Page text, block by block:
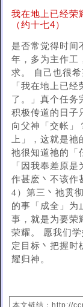
我在地上已经荣
（约十七4）
是否常觉得时间
年，多为主作工
求。 自己也很
「我在地上已
了。」真个任务
积极传道的日子
向父神「交帐」
上」，这就是
祂很知道祂的「
「因我奉差原
作甚麽丶不该作
4）第三丶祂贯
的事「成全」为
事，就是为要荣
荣耀。 愿我们
定目标丶把握时
耀归神。
本文链结：http://